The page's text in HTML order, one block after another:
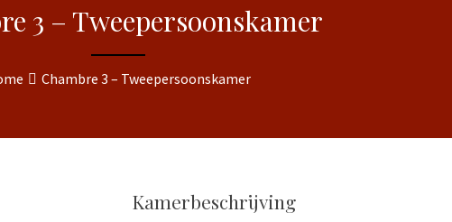
3 – Tweepersoonskamer
Chambre 3 – Tweepersoonskamer
Kamerbeschrijving